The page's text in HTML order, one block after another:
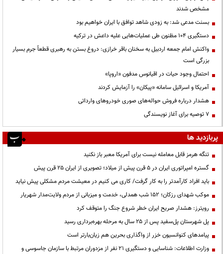
مشخص شدند
بسنت مدعی شد: به زودی شاهد توافق با ایران خواهیم بود
دستگیری ۱۰۴ مظنون طی عملیات‌هایی علیه داعش در ترکیه
واکنش امام جمعه اردبیل به سخنان باقر خرازی: دروغ بستن به رهبری قطعاً جرم بسیار
بزرگی است
احتمال وجود حیات در اقیانوس مدفون «اروپا»
آمریکا و اسرائیل سامانه «پیکان» را آزمایش کردند
هشدار درباره فروش حواله‌های صوری خودروهای وارداتی
۷ توصیه برای آغاز نویسندگی
پربازدید ها
تنگه هرمز قابل معامله نیست برای آمریکا معبر باز نکنید
گستره امپراتوری ایران در ۵ قرن پیش از میلاد؛ تصویری از ایران ۲۵ قرن پیش
باید افراد کارآمدتر را به کار گرفت/ کاری می کنیم در معیشت مردم مشکلی پیش نیاید
موکب شهدای رزکان؛ ۱۵۲ شب همدلی، خدمت و میزبانی از مردم ولایت‌مدار شهریار
رویترز: هشدار صریح ایران خطر شروع جنگ را متوقف کرد
پل شهرستان پل‌سفید پس از ۲۵ سال به مرحله بهره‌برداری رسید
پیامدهای کنوانسیون خزر از واگذاری بحرین هم زیان‌بارتر است
وزارت اطلاعات: شناسایی و دستگیری ۲۱ نفر از مزدوران مرتبط با سازمان جاسوسی و